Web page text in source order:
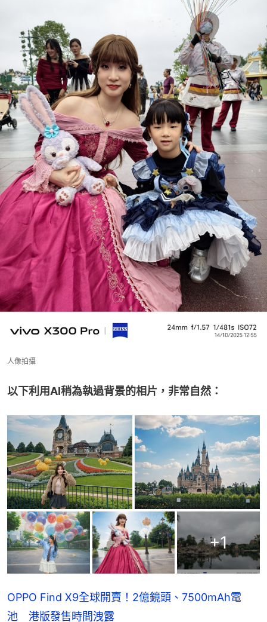
人像拍攝
以下利用AI稍為執過背景的相片，非常自然：
+1
OPPO Find X9全球開賣！2億鏡頭、7500mAh電
池 港版發售時間洩露